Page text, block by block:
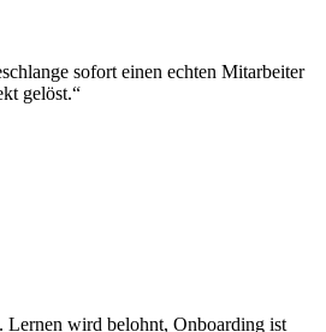
sofort einen echten Mitarbeiter
gelöst.“
Lernen wird belohnt, Onboarding ist